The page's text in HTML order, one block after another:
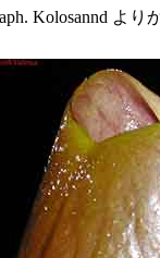
Kolosannd より